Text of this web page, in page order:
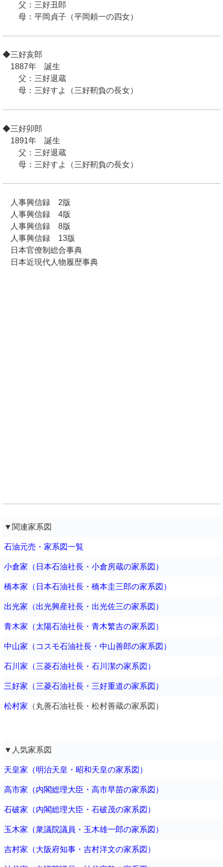
父：三好丑郎
母：平岡貞子（平岡頼一の四女）
◆三好亥郎
1887年 誕生
父：三好退蔵
母：三好すよ（三好靭負の長女）
◆三好卯郎
1891年 誕生
父：三好退蔵
母：三好すよ（三好靭負の長女）
人事興信録 2版
人事興信録 4版
人事興信録 8版
人事興信録 13版
日本官僚制総合事典
日本近現代人物履歴事典
▼関連家系図
石油元売・家系図一覧
小倉家（日本石油社長・小倉房蔵の家系図）
橋本家（日本石油社長・橋本圭三郎の家系図）
出光家（出光興産社長・出光佐三の家系図）
青木家（太陽石油社長・青木繁吉の家系図）
中山家（コスモ石油社長・中山善郎の家系図）
石川家（三菱石油社長・石川潔の家系図）
三好家（三菱石油社長・三好重道の家系図）
松村家 （丸善石油社長・松村善蔵の家系図）
▼人気家系図
天皇家（明治天皇・昭和天皇の家系図）
高市家（内閣総理大臣・高市早苗の家系図）
石破家（内閣総理大臣・石破茂の家系図）
玉木家（衆議院議員・玉木雄一郎の家系図）
吉村家（大阪府知事・吉村洋文の家系図）